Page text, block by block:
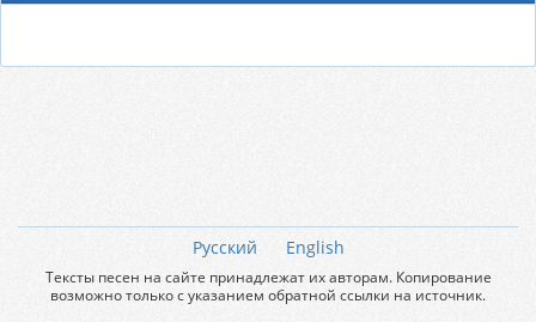
Русский English
Тексты песен на сайте принадлежат их авторам. Копирование
возможно только с указанием обратной ссылки на источник.